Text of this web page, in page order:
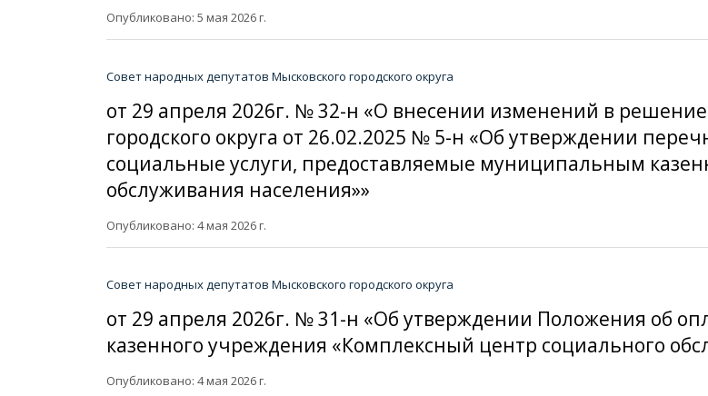
Опубликовано: 5 мая 2026 г.
Совет народных депутатов Мысковского городского округа
от 29 апреля 2026г. № 32-н «О внесении изменений в
городского округа от 26.02.2025 № 5-н «Об утверждении
социальные услуги, предоставляемые муниципальным
обслуживания населения»»
Опубликовано: 4 мая 2026 г.
Совет народных депутатов Мысковского городского округа
от 29 апреля 2026г. № 31-н «Об утверждении Положения об
казенного учреждения «Комплексный центр социального
Опубликовано: 4 мая 2026 г.